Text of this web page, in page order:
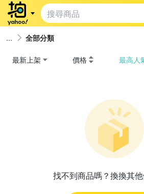
全部分類
最新上架 價格 最高人
找不到商品嗎？換換其他